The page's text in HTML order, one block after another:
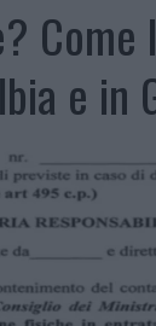
e in